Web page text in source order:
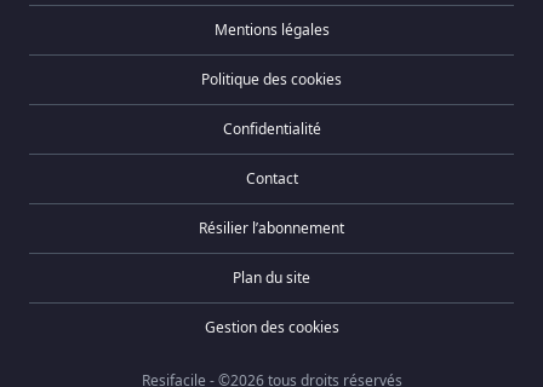
Mentions légales
Politique des cookies
Confidentialité
Contact
Résilier l’abonnement
Plan du site
Gestion des cookies
Resifacile - ©2026 tous droits réservés